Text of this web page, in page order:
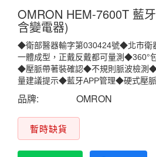
OMRON HEM-7600T 藍
含變電器)
◆衛部醫器輸字第030424號◆北市衛
一體成型，正戴反戴都可量測◆360°
◆壓脈帶著裝確認◆不規則脈波檢測
量建議提示◆藍牙APP管理◆硬式壓
品牌: OMRON
暫時缺貨